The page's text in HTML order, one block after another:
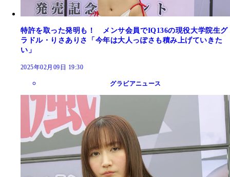
特許を取った発明も！ メンサ会員でIQ136の現役大学院生グ
ラドル・りさありさ「今年は大人っぽさも積み上げていきた
い」
2025年02月09日 19:30
グラビアニュース